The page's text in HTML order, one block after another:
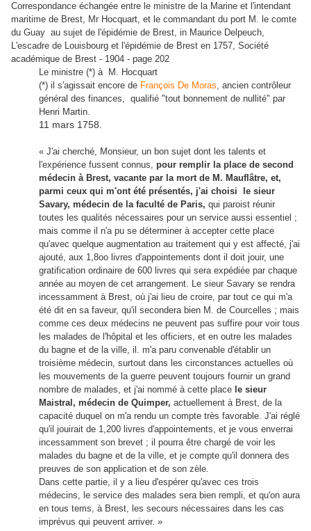
Correspondance échangée entre le ministre de la Marine et l'intendant
maritime de Brest, Mr Hocquart, et le commandant du port M. le comte
du Guay au sujet de l'épidémie de Brest, in Maurice Delpeuch,
L'escadre de Louisbourg et l'épidémie de Brest en 1757, Société
académique de Brest - 1904 - ‎page 202
Le ministre (*) à M. Hocquart
(*) il s'agissait encore de François De Moras, ancien contrôleur
général des finances, qualifié "tout bonnement de nullité" par
Henri Martin.
11 mars 1758.
« J'ai cherché, Monsieur, un bon sujet dont les talents et
l'expérience fussent connus, pour remplir la place de second
médecin à Brest, vacante par la mort de M. Mauflâtre, et,
parmi ceux qui m'ont été présentés, j'ai choisi le sieur
Savary, médecin de la faculté de Paris, qui paroist réunir
toutes les qualités nécessaires pour un service aussi essentiel ;
mais comme il n'a pu se déterminer à accepter cette place
qu'avec quelque augmentation au traitement qui y est affecté, j'ai
ajouté, aux 1,8oo livres d'appointements dont il doit jouir, une
gratification ordinaire de 600 livres qui sera expédiée par chaque
année au moyen de cet arrangement. Le sieur Savary se rendra
incessamment à Brest, où j'ai lieu de croire, par tout ce qui m'a
été dit en sa faveur, qu'il secondera bien M. de Courcelles ; mais
comme ces deux médecins ne peuvent pas suffire pour voir tous
les malades de l'hôpital et les officiers, et en outre les malades
du bagne et de la ville, il. m'a paru convenable d'établir un
troisième médecin, surtout dans les circonstances actuelles où
les mouvements de la guerre peuvent toujours fournir un grand
nombre de malades, et j'ai nommé à cette place le sieur
Maistral, médecin de Quimper, actuellement à Brest, de la
capacité duquel on m'a rendu un compte très favorable. J'ai réglé
qu'il jouirait de 1,200 livres d'appointements, et je vous enverrai
incessamment son brevet ; il pourra être chargé de voir les
malades du bagne et de la ville, et je compte qu'il donnera des
preuves de son application et de son zèle.
Dans cette partie, il y a lieu d'espérer qu'avec ces trois
médecins, le service des malades sera bien rempli, et qu'on aura
en tous tems, à Brest, les secours nécessaires dans les cas
imprévus qui peuvent arriver. »